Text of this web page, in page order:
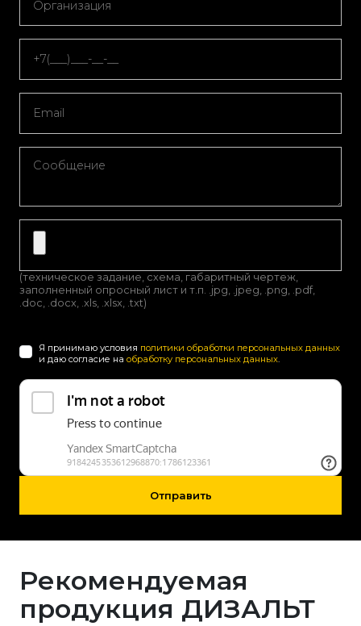
(техническое задание, схема, габаритный чертеж,
заполненный опросный лист и т.п. .jpg, .jpeg, .png, .pdf,
.doc, .docx, .xls, .xlsx, .txt)
Я принимаю условия политики обработки персональных данных
и даю согласие на обработку персональных данных.
Отправить
Рекомендуемая
продукция ДИЗАЛЬТ